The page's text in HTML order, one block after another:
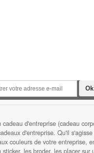
d'entreprise (cadeau
d'entreprise. Qu'il
couleurs de votre entreprise,
les broder, les placer sur